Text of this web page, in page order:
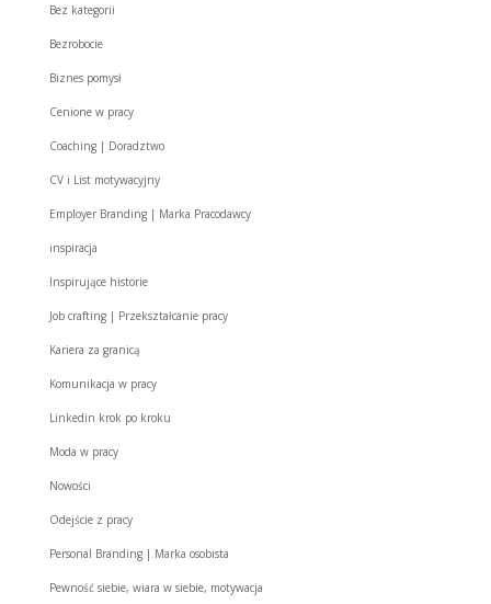
Bez kategorii
Bezrobocie
Biznes pomysł
Cenione w pracy
Coaching | Doradztwo
CV i List motywacyjny
Employer Branding | Marka Pracodawcy
inspiracja
Inspirujące historie
Job crafting | Przekształcanie pracy
Kariera za granicą
Komunikacja w pracy
Linkedin krok po kroku
Moda w pracy
Nowości
Odejście z pracy
Personal Branding | Marka osobista
Pewność siebie, wiara w siebie, motywacja